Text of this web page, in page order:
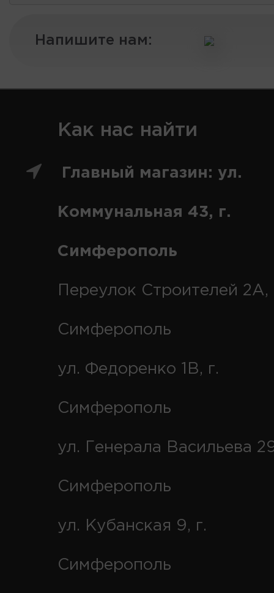
Напишите нам:
Как нас найти
Главный магазин: ул.
Коммунальная 43, г.
Симферополь
Переулок Строителей 2А,
Симферополь
ул. Федоренко 1В, г.
Симферополь
ул. Генерала Васильева
Симферополь
ул. Кубанская 9, г.
Симферополь